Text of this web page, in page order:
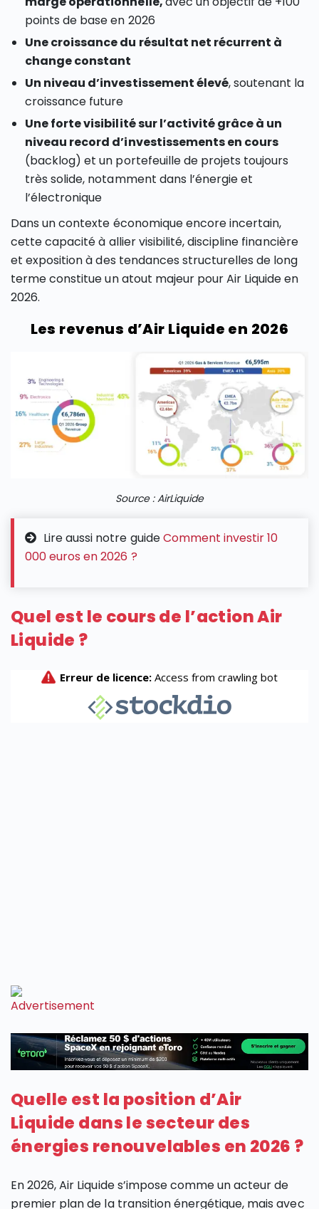
points de base en 2026
Une croissance du résultat net récurrent à
change constant
Un niveau d’investissement élevé, soutenant la
croissance future
Une forte visibilité sur l’activité grâce à un
niveau record d’investissements en cours
(backlog) et un portefeuille de projets toujours
très solide, notamment dans l’énergie et
l’électronique
Dans un contexte économique encore incertain,
cette capacité à allier visibilité, discipline financière
et exposition à des tendances structurelles de long
terme constitue un atout majeur pour Air Liquide en
2026.
Les revenus d’Air Liquide en 2026
Source : AirLiquide
Lire aussi notre guideComment investir 10
000 euros en 2026 ?
Quel est le cours de l’action Air
Liquide ?
Quelle est la position d’Air
Liquide dans le secteur des
énergies renouvelables en 2026 ?
En 2026, Air Liquide s’impose comme un acteur de
premier plan de la transition énergétique, mais avec